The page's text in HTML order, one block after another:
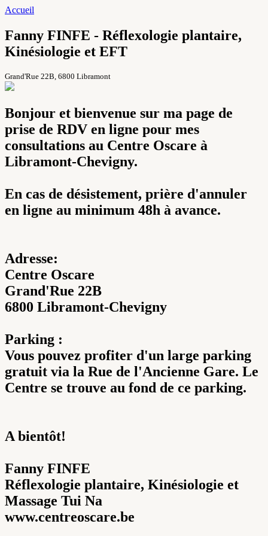
Accueil
Fanny FINFE - Réflexologie plantaire,
Kinésiologie et EFT
Grand'Rue 22B, 6800 Libramont
Bonjour et bienvenue sur ma page de
prise de RDV en ligne pour mes
consultations au Centre Oscare à
Libramont-Chevigny.
En cas de désistement, prière d'annuler
en ligne au minimum 48h à avance.
Adresse:
Centre Oscare
Grand'Rue 22B
6800 Libramont-Chevigny
Parking :
Vous pouvez profiter d'un large parking
gratuit via la Rue de l'Ancienne Gare. Le
Centre se trouve au fond de ce parking.
A bientôt!
Fanny FINFE
Réflexologie plantaire, Kinésiologie et
Massage Tui Na
www.centreoscare.be